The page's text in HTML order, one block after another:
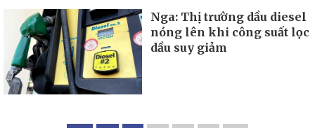
Nga: Thị trường dầu diesel
nóng lên khi công suất lọc
dầu suy giảm